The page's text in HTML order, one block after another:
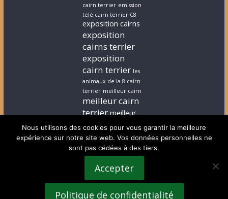
cairn terrier emission
télé cairn terrier C8
exposition cairns
exposition
cairns terrier
exposition
cairn terrier les
animaux de la 8 cairn
terrier meilleur cairn
meilleur cairn
terrier meilleur
elevage cairn
terrier
stephanie
cairn terrier
stephanie
chiot cairn terrier
terrardiere voeux
terrier terrier ecossais
voeux cairn terrier
Nous utilisons des cookies pour vous garantir la meilleure
expérience sur notre site web. Vos données personnelles ne
sont pas cédées à des tiers.
Accepter
Politique de confidentialité